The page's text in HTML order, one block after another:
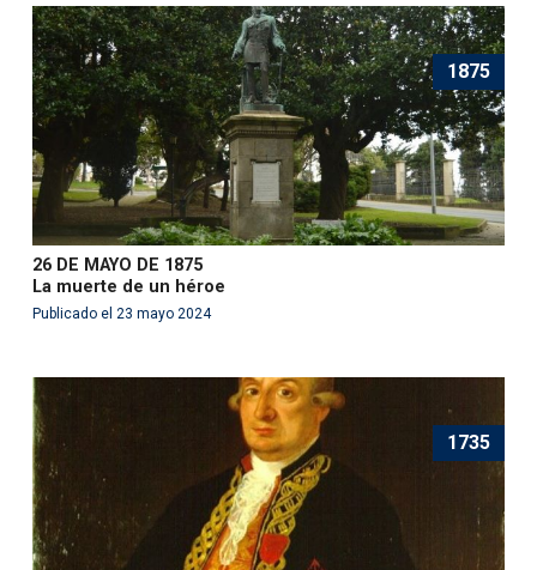
1875
26 DE MAYO DE 1875
La muerte de un héroe
Publicado el 23 mayo 2024
1735